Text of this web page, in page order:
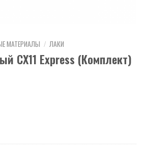
МАТЕРИАЛЫ / ЛАКИ
CX11 Express (Комплект)